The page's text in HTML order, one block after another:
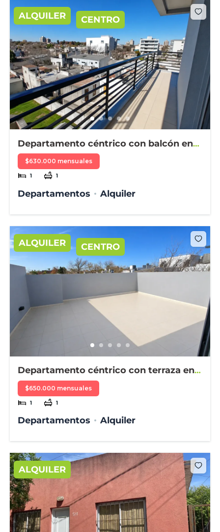
ALQUILER CENTRO
Departamento céntrico con balcón en
alquiler
$630.000 mensuales
1 1
Departamentos Alquiler
ALQUILER CENTRO
Departamento céntrico con terraza en
alquiler
$650.000 mensuales
1 1
Departamentos Alquiler
ALQUILER